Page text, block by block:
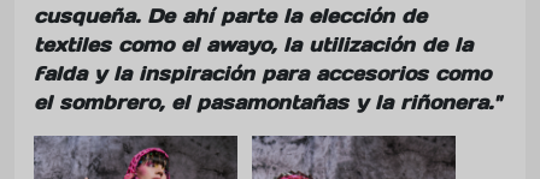
cusqueña. De ahí parte la elección de
textiles como el awayo, la utilización de la
falda y la inspiración para accesorios como
el sombrero, el pasamontañas y la riñonera."